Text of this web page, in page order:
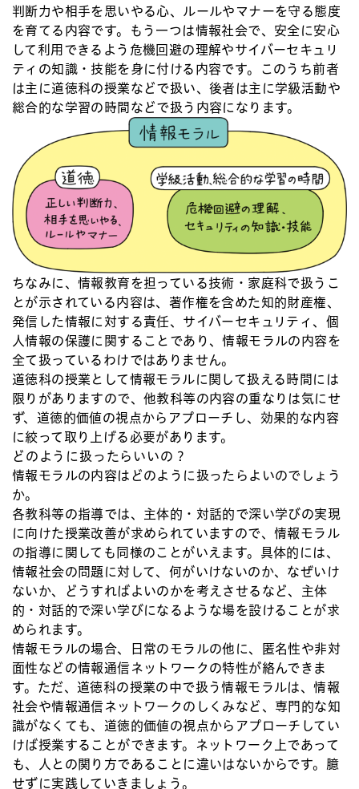
判断力や相手を思いやる心、ルールやマナーを守る態度
を育てる内容です。もう一つは情報社会で、安全に安心
して利用できるよう危機回避の理解やサイバーセキュリ
ティの知識・技能を身に付ける内容です。このうち前者
は主に道徳科の授業などで扱い、後者は主に学級活動や
総合的な学習の時間などで扱う内容になります。
ちなみに、情報教育を担っている技術・家庭科で扱うこ
とが示されている内容は、著作権を含めた知的財産権、
発信した情報に対する責任、サイバーセキュリティ、個
人情報の保護に関することであり、情報モラルの内容を
全て扱っているわけではありません。
道徳科の授業として情報モラルに関して扱える時間には
限りがありますので、他教科等の内容の重なりは気にせ
ず、道徳的価値の視点からアプローチし、効果的な内容
に絞って取り上げる必要があります。
どのように扱ったらいいの？
情報モラルの内容はどのように扱ったらよいのでしょう
か。
各教科等の指導では、主体的・対話的で深い学びの実現
に向けた授業改善が求められていますので、情報モラル
の指導に関しても同様のことがいえます。具体的には、
情報社会の問題に対して、何がいけないのか、なぜいけ
ないか、どうすればよいのかを考えさせるなど、主体
的・対話的で深い学びになるような場を設けることが求
められます。
情報モラルの場合、日常のモラルの他に、匿名性や非対
面性などの情報通信ネットワークの特性が絡んできま
す。ただ、道徳科の授業の中で扱う情報モラルは、情報
社会や情報通信ネットワークのしくみなど、専門的な知
識がなくても、道徳的価値の視点からアプローチしてい
けば授業することができます。ネットワーク上であって
も、人との関り方であることに違いはないからです。臆
せずに実践していきましょう。